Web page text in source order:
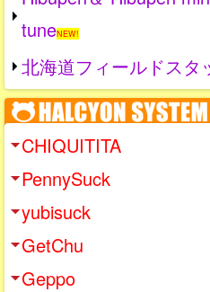
tuneNEW!
北海道フィールドスタ
CHIQUITITA
PennySuck
yubisuck
GetChu
Geppo